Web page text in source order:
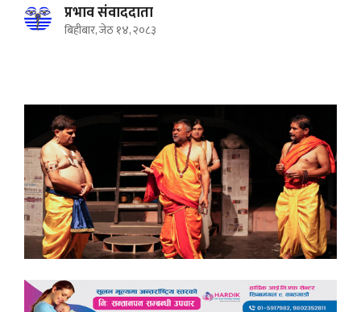
प्रभाव संवाददाता
बिहीबार, जेठ १४, २०८३